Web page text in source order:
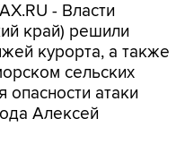
- Власти
край) решили
курорта, а также
сельских
опасности атаки
Алексей